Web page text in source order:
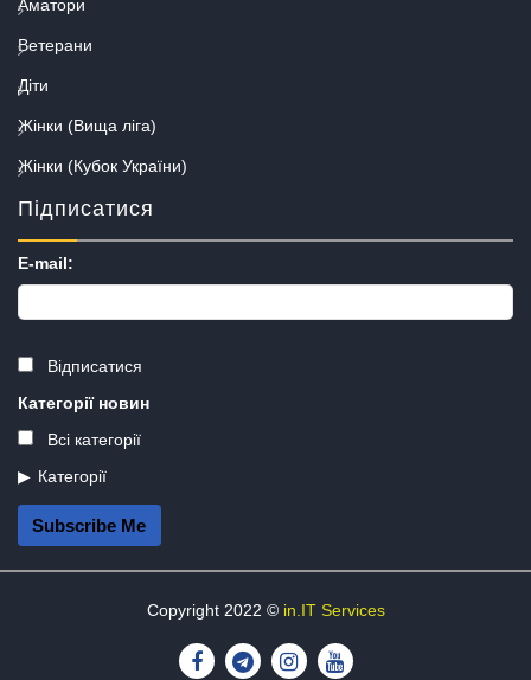
Аматори
Ветерани
Діти
Жінки (Вища ліга)
Жінки (Кубок України)
Підписатися
E-mail:
Відписатися
Категорії новин
Всі категорії
Категорії
Subscribe Me
Copyright 2022 © in.IT Services